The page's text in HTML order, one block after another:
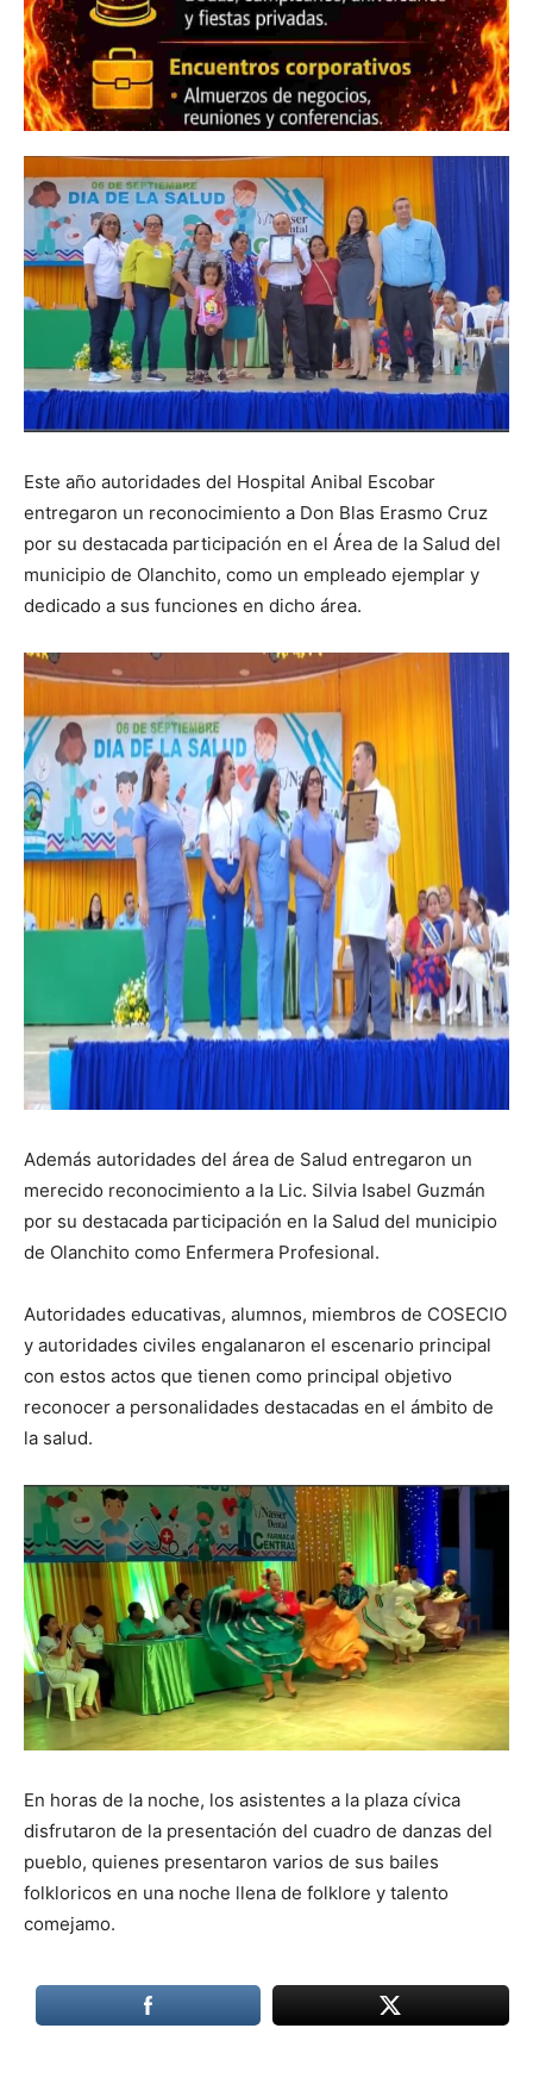
Este año autoridades del Hospital Anibal Escobar
entregaron un reconocimiento a Don Blas Erasmo Cruz
por su destacada participación en el Área de la Salud del
municipio de Olanchito, como un empleado ejemplar y
dedicado a sus funciones en dicho área.
Además autoridades del área de Salud entregaron un
merecido reconocimiento a la Lic. Silvia Isabel Guzmán
por su destacada participación en la Salud del municipio
de Olanchito como Enfermera Profesional.
Autoridades educativas, alumnos, miembros de COSECIO
y autoridades civiles engalanaron el escenario principal
con estos actos que tienen como principal objetivo
reconocer a personalidades destacadas en el ámbito de
la salud.
En horas de la noche, los asistentes a la plaza cívica
disfrutaron de la presentación del cuadro de danzas del
pueblo, quienes presentaron varios de sus bailes
folkloricos en una noche llena de folklore y talento
comejamo.